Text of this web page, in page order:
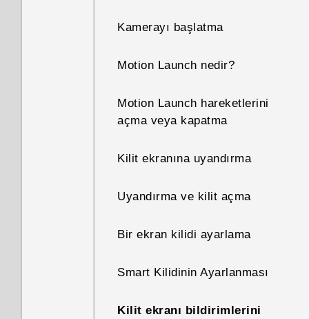
Telefonum neden ısınıyor?
nasıl kontrol ederim?
kullanılabilir bellek alanı
Neden?
microSD kartının çıkarılabilir
olarak kullanılması arasındaki
Kamerayı başlatma
Motion Launch nedir?
Motion Launch hareketlerini
açma veya kapatma
Kilit ekranına uyandırma
Uyandırma ve kilit açma
Bir ekran kilidi ayarlama
Smart Kilidinin Ayarlanması
Kilit ekranı bildirimlerini